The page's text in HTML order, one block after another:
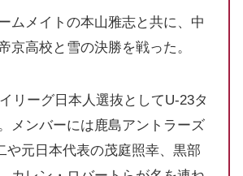
ムメイトの本山雅志と共に、中
京高校と雪の決勝を戦った。
リーグ日本人選抜としてU-23タ
メンバーには鹿島アントラーズ
や元日本代表の茂庭照幸、黒部